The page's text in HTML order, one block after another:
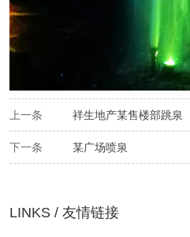
上一条 祥生地产某售楼部跳泉
下一条 某广场喷泉
LINKS / 友情链接